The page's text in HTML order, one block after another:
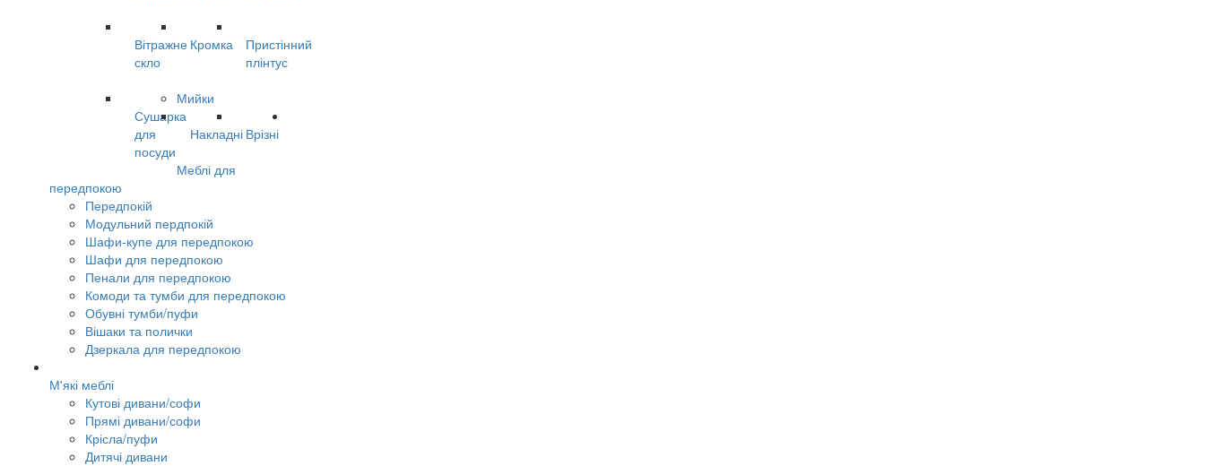
Вітражне
скло
Кромка
Пристінний
плінтус
Сушарка
для
посуди
Мийки
Накладні Врізні
Меблі для
передпокою
Передпокій
Модульний пердпокій
Шафи-купе для передпокою
Шафи для передпокою
Пенали для передпокою
Комоди та тумби для передпокою
Обувні тумби/пуфи
Вішаки та полички
Дзеркала для передпокою
М'які меблі
Кутові дивани/софи
Прямі дивани/софи
Крісла/пуфи
Дитячі дивани